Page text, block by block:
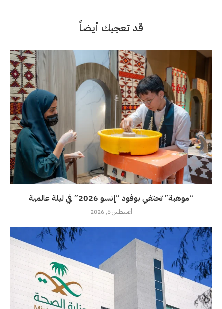
قد تعجبك أيضاً
“موهبة” تحتفي بوفود “إنسو 2026” في ليلة عالمية
أغسطس 6, 2026